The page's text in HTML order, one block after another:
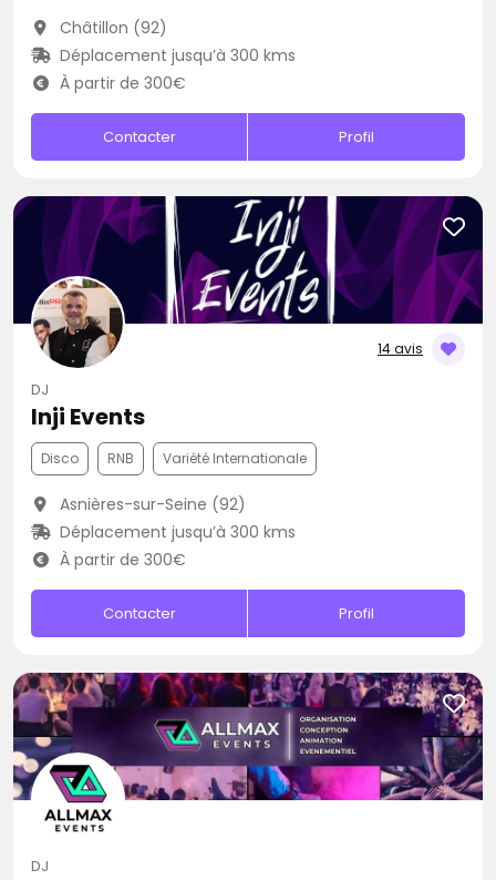
Châtillon (92)
Déplacement jusqu’à 300 kms
À partir de 300€
Contacter Profil
14 avis
DJ
Inji Events
Disco RNB Variété Internationale
Asnières-sur-Seine (92)
Déplacement jusqu’à 300 kms
À partir de 300€
Contacter Profil
DJ